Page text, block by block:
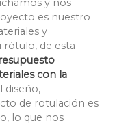
y nos
es nuestro
y
rótulo, de esta
con la
diseño,
de rotulación es
lo que nos